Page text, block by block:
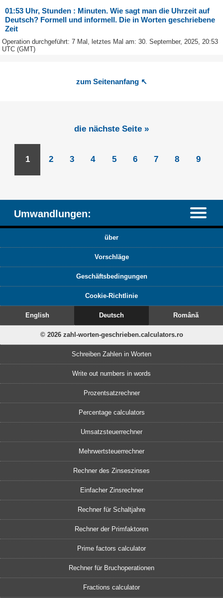
01:53 Uhr, Stunden : Minuten. Wie sagt man die Uhrzeit auf
Deutsch? Formell und informell. Die in Worten geschriebene
Zeit
Operation durchgeführt: 7 Mal, letztes Mal am: 30. September, 2025, 20:53
UTC (GMT)
zum Seitenanfang ↖
die nächste Seite »
1 2 3 4 5 6 7 8 9
Umwandlungen:
über
Vorschläge
Geschäftsbedingungen
Cookie-Richtlinie
English Deutsch Română
© 2026 zahl-worten-geschrieben.calculators.ro
Schreiben Zahlen in Worten
Write out numbers in words
Prozentsatzrechner
Percentage calculators
Umsatzsteuerrechner
Mehrwertsteuerrechner
Rechner des Zinseszinses
Einfacher Zinsrechner
Rechner für Schaltjahre
Rechner der Primfaktoren
Prime factors calculator
Rechner für Bruchoperationen
Fractions calculator